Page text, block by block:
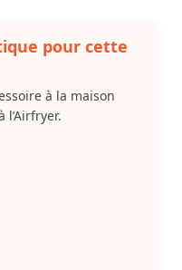
pour cette
à la maison